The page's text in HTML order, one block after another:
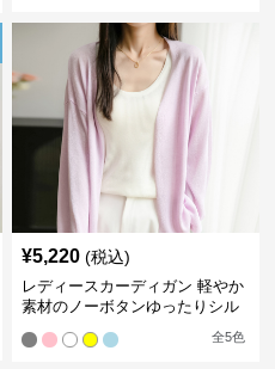
¥5,220 (税込)
レディースカーディガン 軽やか
素材のノーボタンゆったりシル
全5色